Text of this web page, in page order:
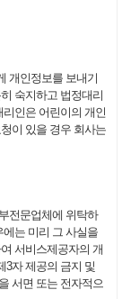
개인정보를 보내기
숙지하고 법정대리
인은 어린이의 개인
이 있을 경우 회사는
전문업체에 위탁하
는 미리 그 사실을
서비스제공자의 개
3자 제공의 금지 및
서면 또는 전자적으